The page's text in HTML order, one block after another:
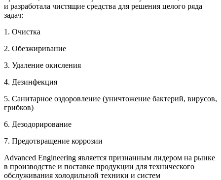
и разработала чистящие средства для решения целого ряда
задач:
1. Очистка
2. Обезжиривание
3. Удаление окисления
4. Дезинфекция
5. Санитарное оздоровление (уничтожение бактерий, вирусов,
грибков)
6. Дезодорирование
7. Предотвращение коррозии
Advanced Engineering является признанным лидером на рынке
в производстве и поставке продукции для технического
обслуживания холодильной техники и систем